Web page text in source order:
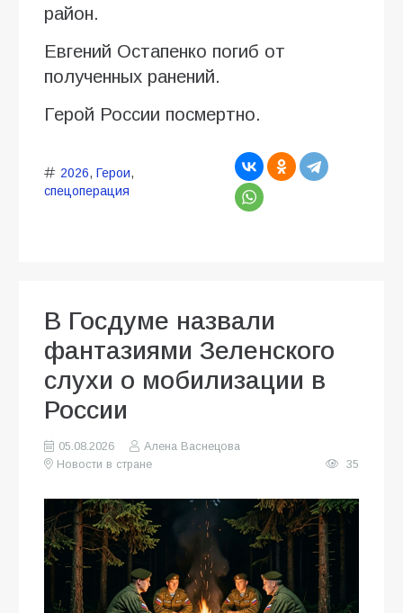
район.
Евгений Остапенко погиб от
полученных ранений.
Герой России посмертно.
2026, Герои,
спецоперация
В Госдуме назвали
фантазиями Зеленского
слухи о мобилизации в
России
05.08.2026
Алена Васнецова
Новости в стране
35